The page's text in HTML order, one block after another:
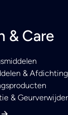
& Care
&
&